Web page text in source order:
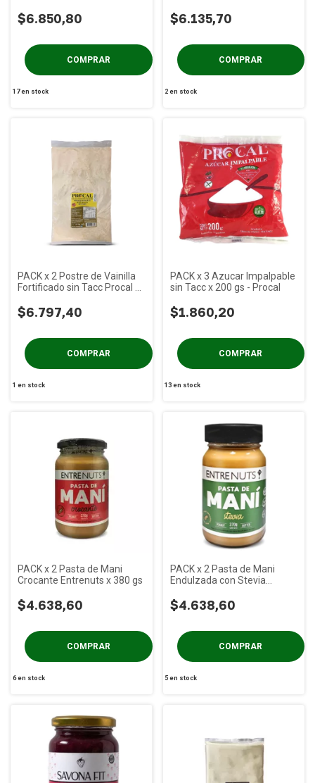
$6.850,80
17en stock
$6.135,70
2 en stock
PACK x 2 Postre de Vainilla
Fortificado sin Tacc Procal x
$6.797,40
1 en stock
PACK x 3 Azucar Impalpable
sin Tacc x 200 gs - Procal
$1.860,20
13 en stock
PACK x 2 Pasta de Mani
Crocante Entrenuts x 380 gs
$4.638,60
6en stock
PACK x 2 Pasta de Mani
Endulzada con Stevia
$4.638,60
5 en stock